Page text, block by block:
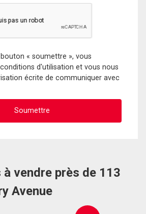
« soumettre », vous
d'utilisation et vous nous
écrite de communiquer avec
vendre près de 113
Avenue